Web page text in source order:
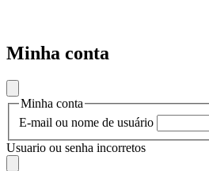
Minha conta
Minha conta
E-mail ou nome de usuário
Usuario ou senha incorretos